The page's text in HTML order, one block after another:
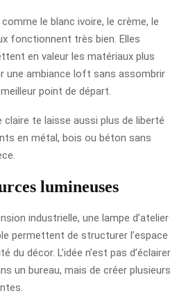
le blanc ivoire, le crème, le
fonctionnent très bien. Elles
en valeur les matériaux plus
une ambiance loft sans assombrir
point de départ.
claire te laisse aussi plus de liberté
en métal, bois ou béton sans
lumineuses
industrielle, une lampe d’atelier
permettent de structurer l’espace
du décor. L’idée n’est pas d’éclairer
un bureau, mais de créer plusieurs